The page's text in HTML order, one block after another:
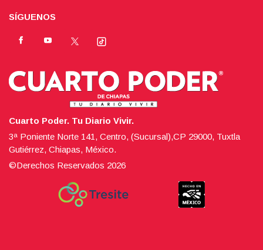
SÍGUENOS
Cuarto Poder. Tu Diario Vivir.
3ª Poniente Norte 141, Centro, (Sucursal),CP 29000, Tuxtla
Gutiérrez, Chiapas, México.
©Derechos Reservados 2026